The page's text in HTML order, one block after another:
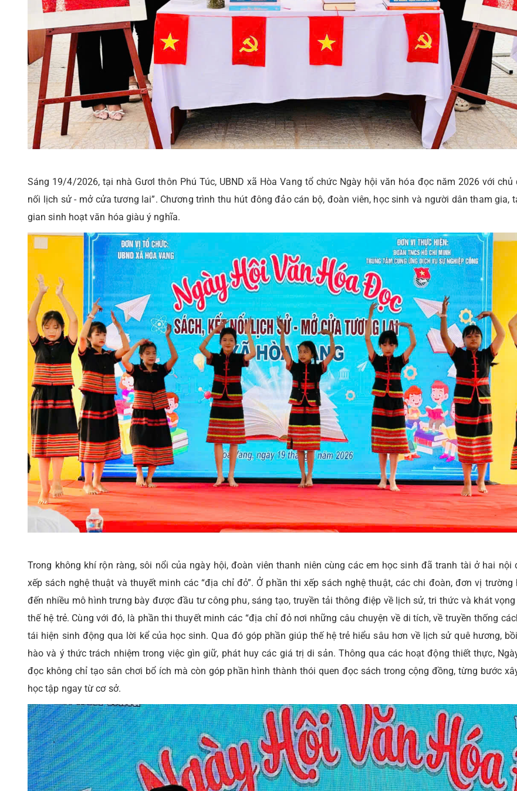
Sáng 19/4/2026, tại nhà Gươl thôn Phú Túc, UBND xã Hòa Vang tổ chức Ngày hội văn hóa đọc năm 2026 với chủ
nối lịch sử - mở cửa tương lai”. Chương trình thu hút đông đảo cán bộ, đoàn viên, học sinh và người dân tham gia,
gian sinh hoạt văn hóa giàu ý nghĩa.
Trong không khí rộn ràng, sôi nổi của ngày hội, đoàn viên thanh niên cùng các em học sinh đã tranh tài ở hai nội
xếp sách nghệ thuật và thuyết minh các “địa chỉ đỏ”. Ở phần thi xếp sách nghệ thuật, các chi đoàn, đơn vị trường
đến nhiều mô hình trưng bày được đầu tư công phu, sáng tạo, truyền tải thông điệp về lịch sử, tri thức và khát
thế hệ trẻ. Cùng với đó, là phần thi thuyết minh các “địa chỉ đỏ nơi những câu chuyện về di tích, về truyền thống
tái hiện sinh động qua lời kể của học sinh. Qua đó góp phần giúp thế hệ trẻ hiểu sâu hơn về lịch sử quê hương,
hào và ý thức trách nhiệm trong việc gìn giữ, phát huy các giá trị di sản. Thông qua các hoạt động thiết thực,
đọc không chỉ tạo sân chơi bổ ích mà còn góp phần hình thành thói quen đọc sách trong cộng đồng, từng bước
học tập ngay từ cơ sở.